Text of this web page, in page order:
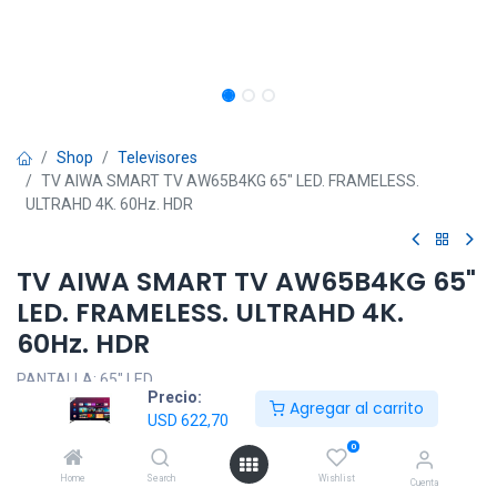
Precio:
USD 622,70
Agregar al carrito
Home Search
0
Wishlist Cuenta
Shop
Televisores
TV AIWA SMART TV AW65B4KG 65" LED. FRAMELESS.
ULTRAHD 4K. 60Hz. HDR
TV AIWA SMART TV AW65B4KG 65"
LED. FRAMELESS. ULTRAHD 4K.
60Hz. HDR
PANTALLA: 65" LED.
FRAMELESS.
RESOLUCIÓN: ULTRAHD 4K.
Frecuencia de Actualización: 60 Hz.